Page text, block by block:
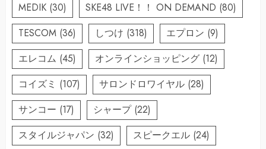
MEDIK (30) SKE48 LIVE！！ ON DEMAND (80)
TESCOM (36) しつけ (318) エプロン (9)
エレコム (45) オンラインショッピング (12)
コイズミ (107) サロンドロワイヤル (28)
サンコー (17) シャープ(22)
スタイルジャパン (32) スピークエル (24)